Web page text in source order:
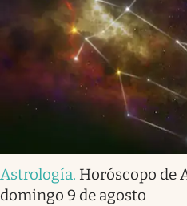
Astrología. Horóscopo de
domingo 9 de agosto